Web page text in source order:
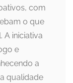
com
o que
A iniciativa
e
a
qualidade